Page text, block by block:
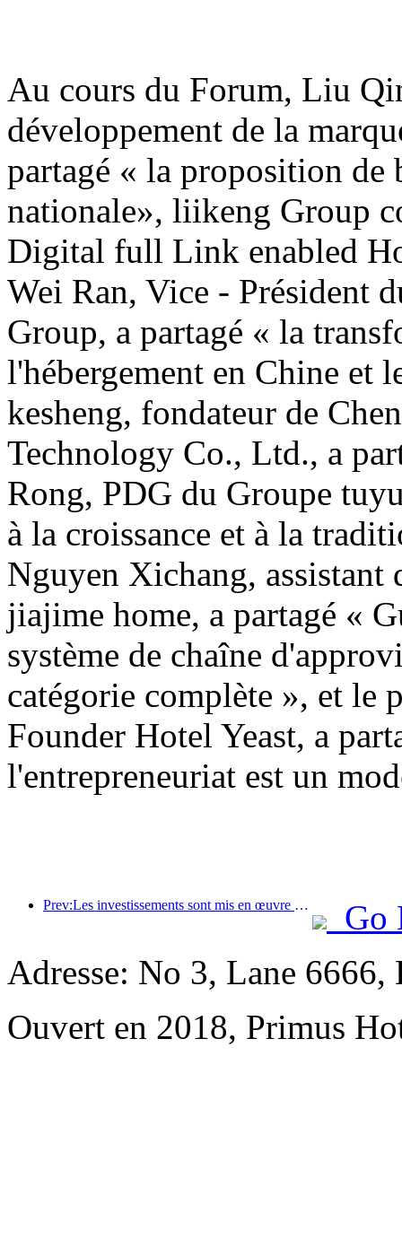
Au cours du Forum, Liu
développement de la
partagé « la proposition de
nationale», liikeng Group
Digital full Link enabled
Wei Ran, Vice - Président
Group, a partagé « la
l'hébergement en Chine et
kesheng, fondateur de
Technology Co., Ltd., a
Rong, PDG du Groupe
à la croissance et à la
Nguyen Xichang, assistant
jiajime home, a partagé «
système de chaîne
catégorie complète », et le
Founder Hotel Yeast, a
l'entrepreneuriat est un
Prev:Les investissements sont mis en œuvre en premier et les hôtels de milieu et haut de gamme dépassent le stade de la spéculation.
Go
Adresse: No 3, Lane 6666,
Ouvert en 2018, Primus